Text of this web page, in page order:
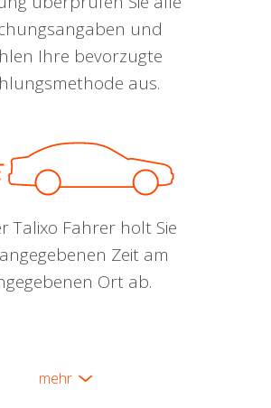
und
Ihre bevorzugte
aus.
Talixo Fahrer holt Sie
Zeit am
Ort ab.
mehr